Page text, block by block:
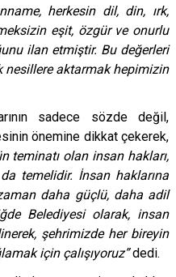
herkesin dil, din, ırk,
eşit, özgür ve onurlu
ilan etmiştir. Bu değerleri
nesillere aktarmak hepimizin
sadece sözde değil,
önemine dikkat çekerek,
teminatı olan insan hakları,
temelidir. İnsan haklarına
daha güçlü, daha adil
Belediyesi olarak, insan
şehrimizde her bireyin
için çalışıyoruz”dedi.